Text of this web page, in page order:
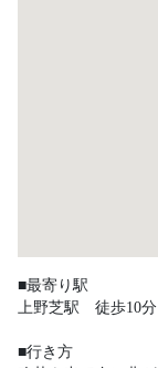
■最寄り駅
上野芝駅　徒歩10分
■行き方